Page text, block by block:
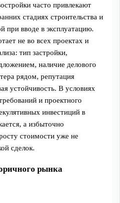
часто привлекают
стадиях строительства и
при вводе в эксплуатацию.
не во всех проектах и
тип застройки,
наличие делового
рядом, репутация
устойчивость. В условиях
и проектного
инвестиций в
а избыточно
стоимости уже не
сделок.
рынка